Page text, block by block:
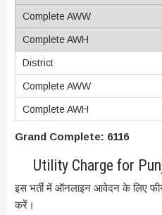
Grand Complete: 6116
Utility Charge for
इस भर्ती में ऑनलाइन आवेदन के लिए
करें।